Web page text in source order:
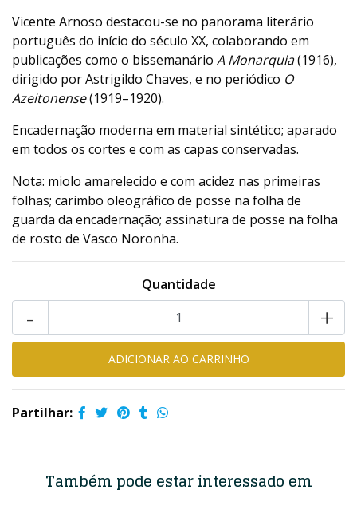
Vicente Arnoso destacou-se no panorama literário
português do início do século XX, colaborando em
publicações como o bissemanário A Monarquia(1916),
dirigido por Astrigildo Chaves, e no periódico O
Azeitonense(1919–1920).
Encadernação moderna em material sintético; aparado
em todos os cortes e com as capas conservadas.
Nota: miolo amarelecido e com acidez nas primeiras
folhas; carimbo oleográfico de posse na folha de
guarda da encadernação; assinatura de posse na folha
de rosto de Vasco Noronha.
Quantidade
+
-
Partilhar:
Também pode estar interessado em